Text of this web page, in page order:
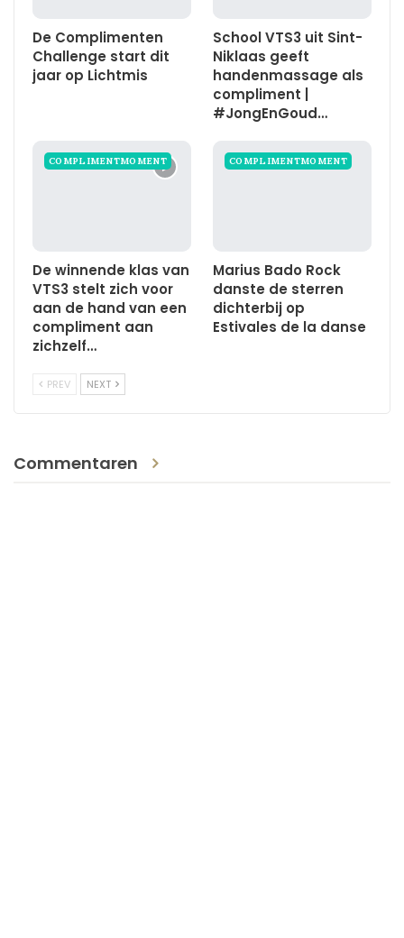
De Complimenten
Challenge start dit
jaar op Lichtmis
School VTS3 uit Sint-
Niklaas geeft
handenmassage als
compliment |
#JongEnGoud…
COMPLIMENTMOMENT
De winnende klas van
VTS3 stelt zich voor
aan de hand van een
compliment aan
zichzelf…
COMPLIMENTMOMENT
Marius Bado Rock
danste de sterren
dichterbij op
Estivales de la danse
PREV NEXT
Commentaren